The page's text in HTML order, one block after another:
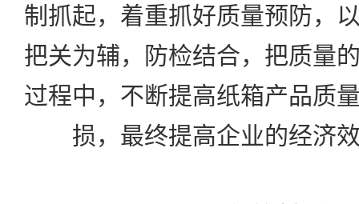
制抓起，着重抓好质量预防，
把关为辅，防检结合，把质量
过程中，不断提高纸箱产品质
损，最终提高企业的经济